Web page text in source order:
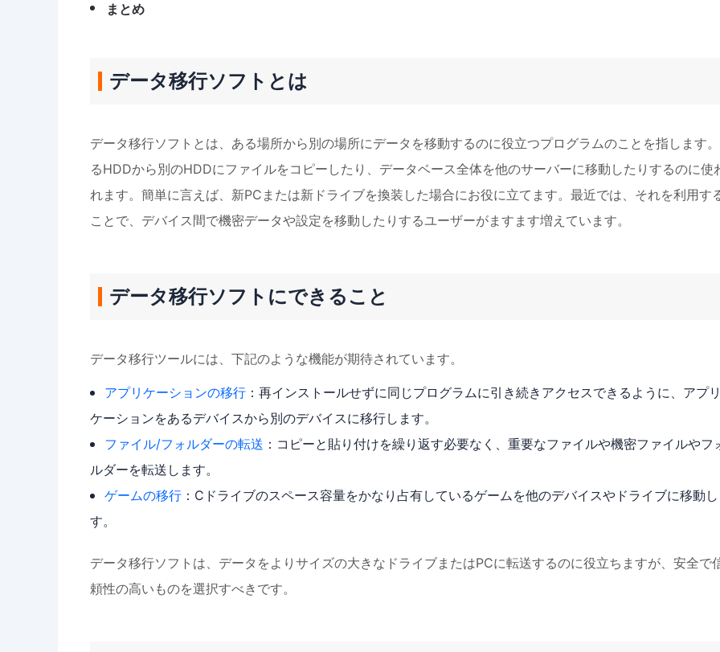
まとめ
データ移行ソフトとは
データ移行ソフトとは、ある場所から別の場所にデータを移動するのに役立つプログラムのことを指します
るHDDから別のHDDにファイルをコピーしたり、データベース全体を他のサーバーに移動したりするのに使
れます。簡単に言えば、新PCまたは新ドライブを換装した場合にお役に立てます。最近では、それを利用す
ことで、デバイス間で機密データや設定を移動したりするユーザーがますます増えています。
データ移行ソフトにできること
データ移行ツールには、下記のような機能が期待されています。
アプリケーションの移行 ：再インストールせずに同じプログラムに引き続きアクセスできるように、アプリ
ケーションをあるデバイスから別のデバイスに移行します。
ファイル/フォルダーの転送 ：コピーと貼り付けを繰り返す必要なく、重要なファイルや機密ファイルやフ
ルダーを転送します。
ゲームの移行 ：Cドライブのスペース容量をかなり占有しているゲームを他のデバイスやドライブに移動し
す。
データ移行ソフトは、データをよりサイズの大きなドライブまたはPCに転送するのに役立ちますが、安全で
頼性の高いものを選択すべきです。